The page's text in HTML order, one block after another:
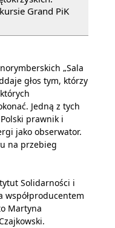
Grand PiK
„Sala
głos tym, którzy
Jedną z tych
prawnik i
jako obserwator.
na przebieg
Solidarności i
współproducentem
Martyna